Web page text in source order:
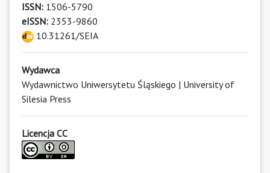
ISSN: 1506-5790
eISSN: 2353-9860
10.31261/SEIA
Wydawca
Wydawnictwo Uniwersytetu Śląskiego | University of
Silesia Press
Licencja CC